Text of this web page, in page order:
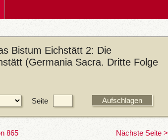
Bistum Eichstätt 2: Die
(Germania Sacra. Dritte Folge
Seite
865 Nächste Seite >